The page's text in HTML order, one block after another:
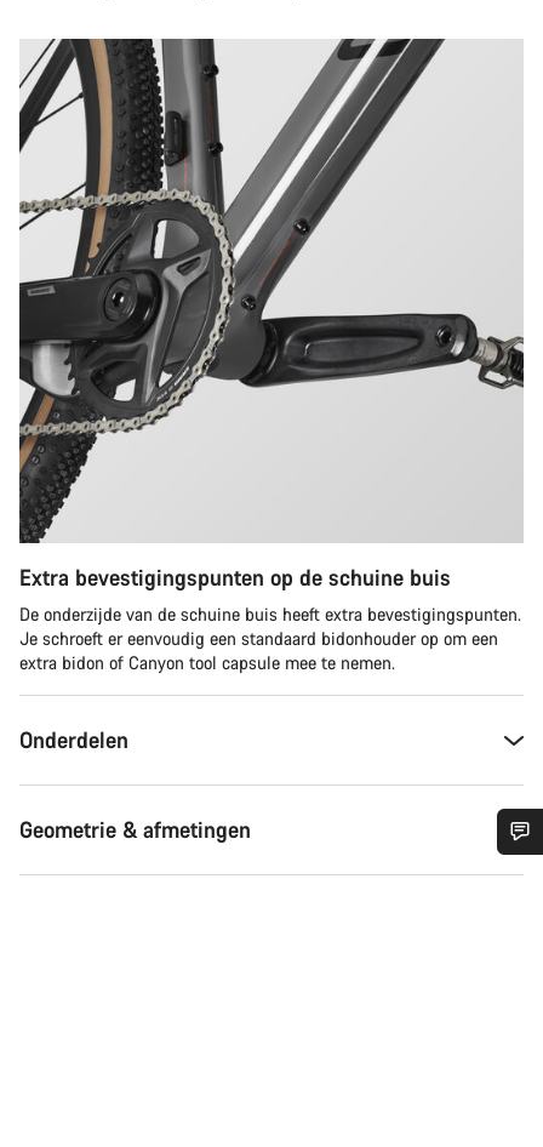
Extra bevestigingspunten op de schuine buis
De onderzijde van de schuine buis heeft extra bevestigingspunten.
Je schroeft er eenvoudig een standaard bidonhouder op om een
extra bidon of Canyon tool capsule mee te nemen.
Onderdelen
Geometrie & afmetingen
Heb je hulp nodig?